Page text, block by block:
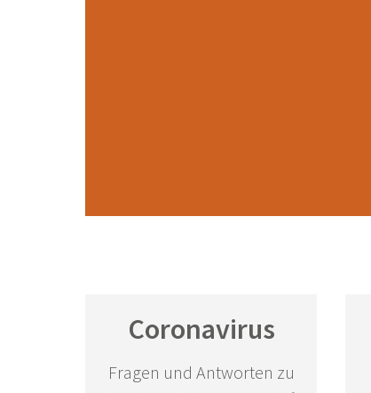
Coronavirus
Fragen und Antworten zu